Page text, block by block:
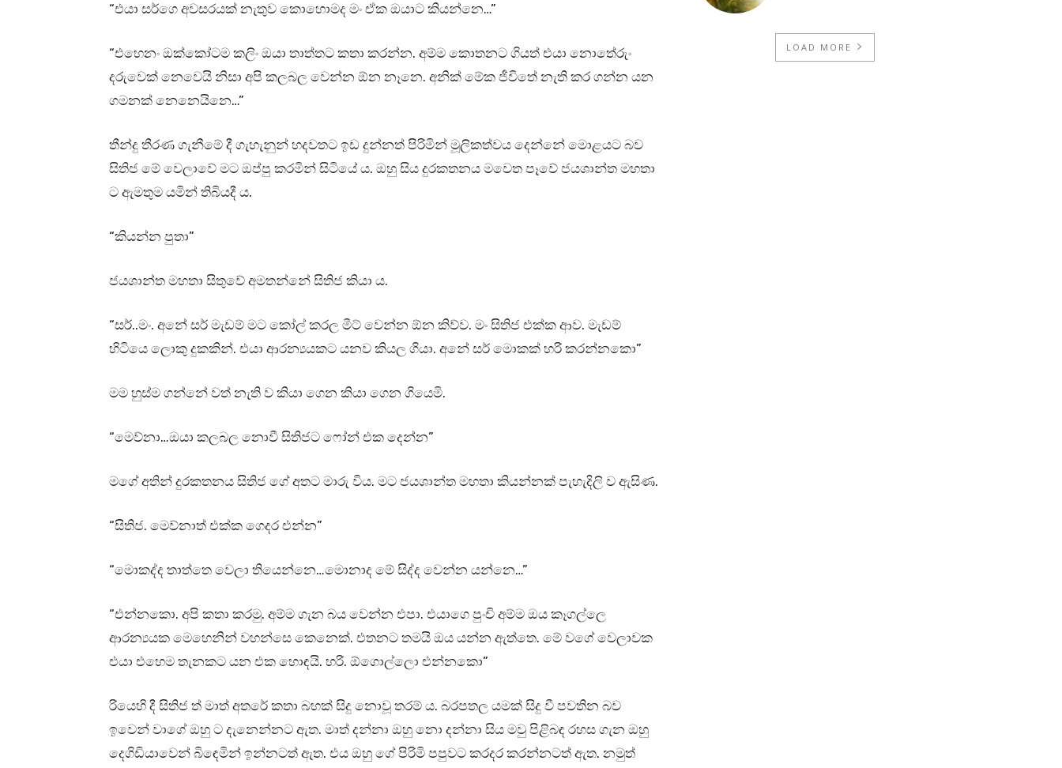
“එයා සර්ගෙ අවසරයක් නැතුව කොහොමද මං ඒක ඔයාට කියන්නෙ…”
“එහෙනං ඔක්කෝටම කලිං ඔයා තාත්තට කතා කරන්න. අම්ම කොතනට ගියත් එයා නොතේරුං
දරුවෙක් නෙවෙයි නිසා අපි කලබල වෙන්න ඕන නෑනෙ. අනික් මේක ජීවිතේ නැති කර ගන්න යන
ගමනක් නෙනෙයිනෙ…”
තීන්දු තීරණ ගැනීමේ දී ගැහැනුන් හදවතට ඉඩ දුන්නත් පිරිමින් මූලිකත්වය දෙන්නේ මොළයට බව
සිතිජ මේ වෙලාවේ මට ඔප්පු කරමින් සිටියේ ය. ඔහු සිය දුරකතනය මවෙත පෑවේ ජයශාන්ත මහතා
ට ඇමතුම යමින් තිබියදී ය.
“කියන්න පුතා”
ජයශාන්ත මහතා සිතුවේ අමතන්නේ සිතිජ කියා ය.
“සර්..මං. අනේ සර් මැඩම් මට කෝල් කරල මීට් වෙන්න ඕන කිව්ව. මං සිතිජ එක්ක ආව. මැඩම්
හිටියෙ ලොකු දුකකින්. එයා ආරන්‍යයකට යනව කියල ගියා. අනේ සර් මොකක් හරි කරන්නකො”
මම හුස්ම ගන්නේ වත් නැති ව කියා ගෙන කියා ගෙන ගියෙමි.
“මෙව්නා…ඔයා කලබල නොවී සිතිජට ෆෝන් එක දෙන්න”
මගේ අතින් දුරකතනය සිතිජ ගේ අතට මාරු විය. මට ජයශාන්ත මහතා කියන්නක් පැහැදිලි ව ඇසිණ.
“සිතිජ. මෙව්නාත් එක්ක ගෙදර එන්න”
“මොකද්ද තාත්තෙ වෙලා තියෙන්නෙ…මොනාද මේ සිද්ද වෙන්න යන්නෙ…”
“එන්නකො. අපි කතා කරමු. අම්ම ගැන බය වෙන්න එපා. එයාගෙ පුංචි අම්ම ඔය කෑගල්ලෙ
ආරන්‍යයක මෙහෙනින් වහන්සෙ කෙනෙක්. එතනට තමයි ඔය යන්න ඇත්තෙ. මේ වගේ වෙලාවක
එයා එහෙම තැනකට යන එක හොඳයි. හරි. ඕගොල්ලො එන්නකො”
රියෙහි දී සිතිජ ත් මාත් අතරේ කතා බහක් සිදු නොවූ තරම් ය. බරපතල යමක් සිදු වී පවතින බව
ඉවෙන් වාගේ ඔහු ට දැනෙන්නට ඇත. මාත් දන්නා ඔහු නො දන්නා සිය මවු පිළිබඳ රහස ගැන ඔහු
දෙගිඩියාවෙන් බිඳෙමින් ඉන්නටත් ඇත. එය ඔහු ගේ පිරිමි පපුවට කරදර කරන්නටත් ඇත. නමුත්
LOAD MORE